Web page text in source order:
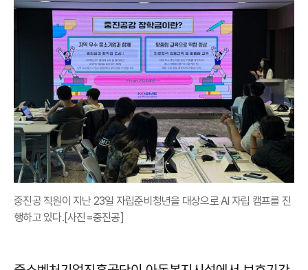
중진공 직원이 지난 23일 자립준비청년을 대상으로 AI 자립 캠프를 진
행하고 있다.[사진=중진공]